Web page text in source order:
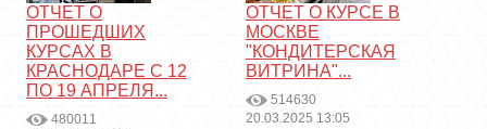
ОТЧЕТ О
ПРОШЕДШИХ
КУРСАХ В
КРАСНОДАРЕ С 12
ПО 19 АПРЕЛЯ...
480011
ОТЧЕТ О КУРСЕ В
МОСКВЕ
"КОНДИТЕРСКАЯ
ВИТРИНА"...
514630
20.03.2025 13:05